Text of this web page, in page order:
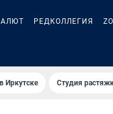
РЕДКОЛЛЕГИЯ
Иркутске Студия